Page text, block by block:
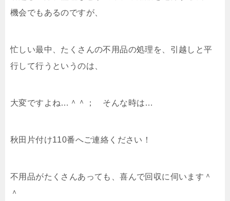
機会でもあるのですが、
忙しい最中、たくさんの不用品の処理を、引越しと平
行して行うというのは、
大変ですよね…＾＾； そんな時は…
秋田片付け110番へご連絡ください！
不用品がたくさんあっても、喜んで回収に伺います＾
＾